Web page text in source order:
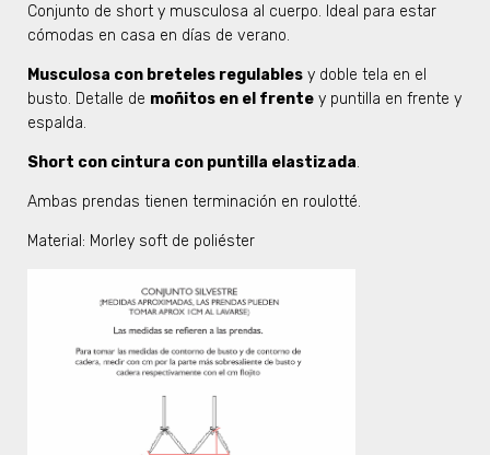
Conjunto de short y musculosa al cuerpo. Ideal para estar
cómodas en casa en días de verano.
Musculosa con breteles regulables y doble tela en el
busto. Detalle de moñitos en el frente y puntilla en frente y
espalda.
Short con cintura con puntilla elastizada.
Ambas prendas tienen terminación en roulotté.
Material: Morley soft de poliéster